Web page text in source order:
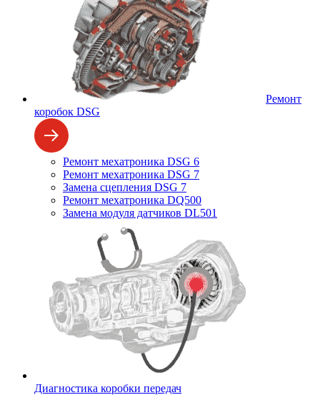
Ремонт
коробок DSG
Ремонт мехатроника DSG 6
Ремонт мехатроника DSG 7
Замена сцепления DSG 7
Ремонт мехатроника DQ500
Замена модуля датчиков DL501
Диагностика коробки передач